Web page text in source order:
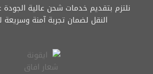
نلتزم بتقديم خدمات شحن عالية الجودة
النقل لضمان تجربة آمنة وسريعة